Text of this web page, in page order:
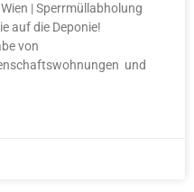
| Sperrmüllabholung
auf die Deponie!
von
und